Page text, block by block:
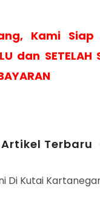
Kami Siap
dan SETELAH
Artikel Terbaru
Di Kutai